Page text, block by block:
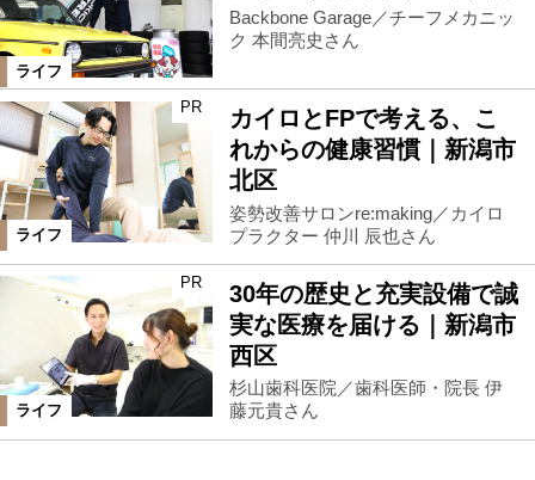
ライフ
Backbone Garage／チーフメカニッ
ク 本間亮史さん
ライフ
PR
カイロとFPで考える、こ
れからの健康習慣｜新潟市
北区
姿勢改善サロンre:making／カイロ
プラクター 仲川 辰也さん
ライフ
PR
30年の歴史と充実設備で誠
実な医療を届ける｜新潟市
西区
杉山歯科医院／歯科医師・院長 伊
藤元貴さん